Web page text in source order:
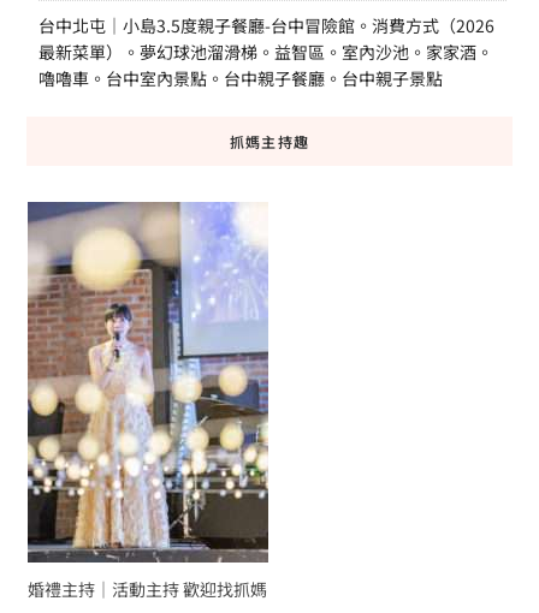
台中北屯｜小島3.5度親子餐廳-台中冒險館。消費方式（2026
最新菜單）。夢幻球池溜滑梯。益智區。室內沙池。家家酒。
嚕嚕車。台中室內景點。台中親子餐廳。台中親子景點
抓媽主持趣
婚禮主持｜活動主持 歡迎找抓媽